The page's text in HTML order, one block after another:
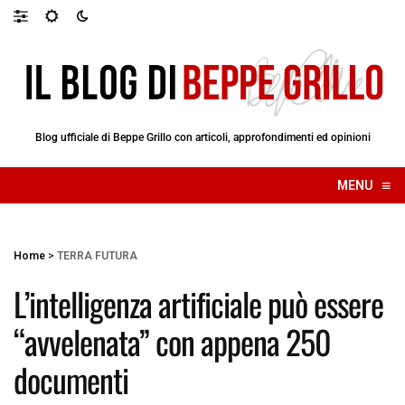
Blog ufficiale di Beppe Grillo con articoli, approfondimenti ed opinioni
MENU ≡
☰
Home > TERRA FUTURA
L’intelligenza artificiale può essere
“avvelenata” con appena 250
documenti